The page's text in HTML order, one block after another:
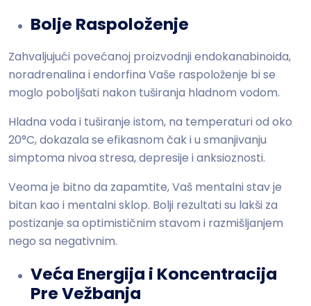
Bolje Raspoloženje
Zahvaljujući povećanoj proizvodnji endokanabinoida,
noradrenalina i endorfina Vaše raspoloženje bi se
moglo poboljšati nakon tuširanja hladnom vodom.
Hladna voda i tuširanje istom, na temperaturi od oko
20°C, dokazala se efikasnom čak i u smanjivanju
simptoma nivoa stresa, depresije i anksioznosti.
Veoma je bitno da zapamtite, Vaš mentalni stav je
bitan kao i mentalni sklop. Bolji rezultati su lakši za
postizanje sa optimističnim stavom i razmišljanjem
nego sa negativnim.
Veća Energija i Koncentracija
Pre Vežbanja